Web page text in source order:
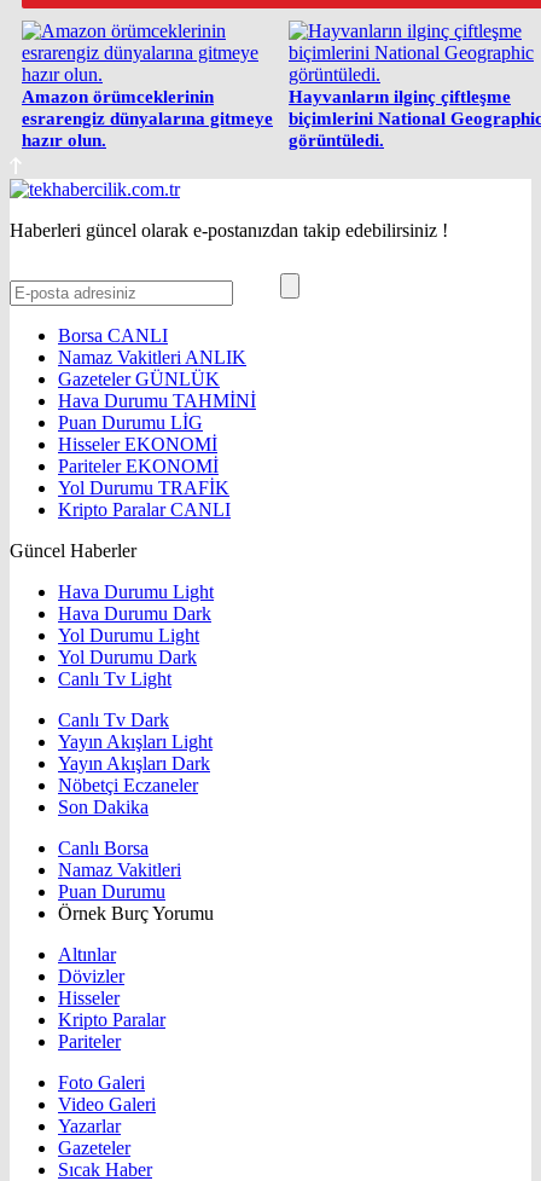
Amazon örümceklerinin
esrarengiz dünyalarına gitmeye
hazır olun.
Hayvanların ilginç çiftleşme
biçimlerini National
görüntüledi.
Haberleri güncel olarak e-postanızdan takip edebilirsiniz !
Borsa CANLI
Namaz Vakitleri ANLIK
GazetelerGÜNLÜK
Hava Durumu TAHMİNİ
Puan Durumu LİG
HisselerEKONOMİ
ParitelerEKONOMİ
Yol Durumu TRAFİK
Kripto ParalarCANLI
Güncel Haberler
Hava Durumu Light
Hava Durumu Dark
Yol Durumu Light
Yol Durumu Dark
Canlı Tv Light
Canlı Tv Dark
Yayın Akışları Light
Yayın Akışları Dark
Nöbetçi Eczaneler
Son Dakika
Canlı Borsa
Namaz Vakitleri
Puan Durumu
Örnek Burç Yorumu
Altınlar
Dövizler
Hisseler
Kripto Paralar
Pariteler
Foto Galeri
Video Galeri
Yazarlar
Gazeteler
Sıcak Haber